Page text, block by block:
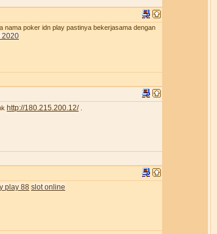
nama poker idn play pastinya bekerjasama dengan
2020
http://180.215.200.12/.
play 88 slot online